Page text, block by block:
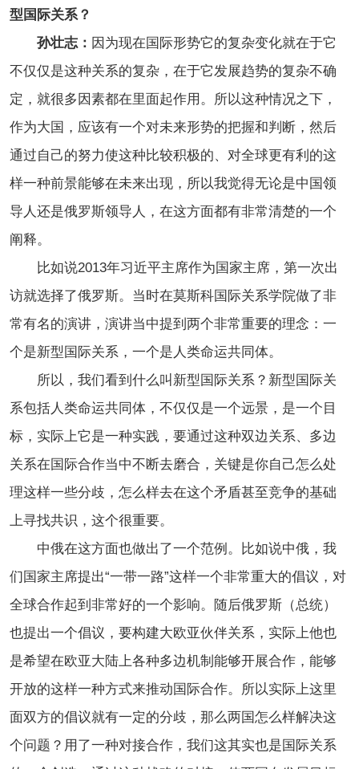
型国际关系？
孙壮志： 因为现在国际形势它的复杂变化就在于它
不仅仅是这种关系的复杂，在于它发展趋势的复杂不确
定，就很多因素都在里面起作用。所以这种情况之下，
作为大国，应该有一个对未来形势的把握和判断，然后
通过自己的努力使这种比较积极的、对全球更有利的这
样一种前景能够在未来出现，所以我觉得无论是中国领
导人还是俄罗斯领导人，在这方面都有非常清楚的一个
阐释。
比如说2013年习近平主席作为国家主席，第一次出
访就选择了俄罗斯。当时在莫斯科国际关系学院做了非
常有名的演讲，演讲当中提到两个非常重要的理念：一
个是新型国际关系，一个是人类命运共同体。
所以，我们看到什么叫新型国际关系？新型国际关
系包括人类命运共同体，不仅仅是一个远景，是一个目
标，实际上它是一种实践，要通过这种双边关系、多边
关系在国际合作当中不断去磨合，关键是你自己怎么处
理这样一些分歧，怎么样去在这个矛盾甚至竞争的基础
上寻找共识，这个很重要。
中俄在这方面也做出了一个范例。比如说中俄，我
们国家主席提出“一带一路”这样一个非常重大的倡议，对
全球合作起到非常好的一个影响。随后俄罗斯（总统）
也提出一个倡议，要构建大欧亚伙伴关系，实际上他也
是希望在欧亚大陆上各种多边机制能够开展合作，能够
开放的这样一种方式来推动国际合作。所以实际上这里
面双方的倡议就有一定的分歧，那么两国怎么样解决这
个问题？用了一种对接合作，我们这其实也是国际关系